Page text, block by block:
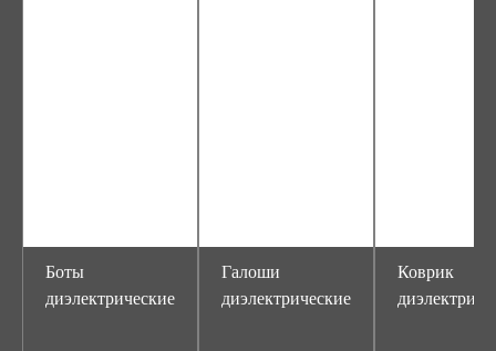
Боты
диэлектрические
Галоши
диэлектрические
Коврик